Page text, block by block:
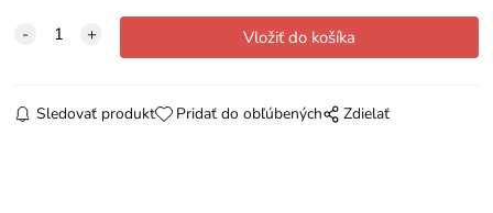
Sledovať produkt Pridať do obľúbených Zdielať